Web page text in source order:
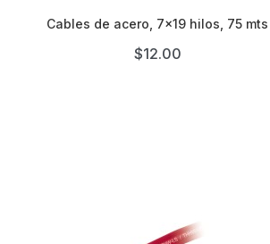

Cables de acero, 7x19 hilos, 75 mts
$12.00